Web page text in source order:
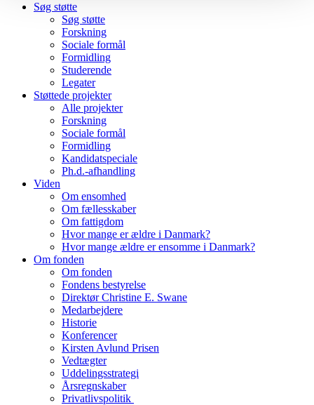
Søg støtte
Søg støtte
Forskning
Sociale formål
Formidling
Studerende
Legater
Støttede projekter
Alle projekter
Forskning
Sociale formål
Formidling
Kandidatspeciale
Ph.d.-afhandling
Viden
Om ensomhed
Om fællesskaber
Om fattigdom
Hvor mange er ældre i Danmark?
Hvor mange ældre er ensomme i Danmark?
Om fonden
Om fonden
Fondens bestyrelse
Direktør Christine E. Swane
Medarbejdere
Historie
Konferencer
Kirsten Avlund Prisen
Vedtægter
Uddelingsstrategi
Årsregnskaber
Privatlivspolitik